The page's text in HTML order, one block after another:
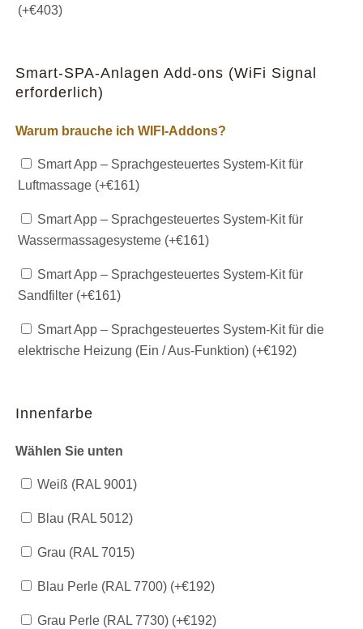
(+€403)
Smart-SPA-Anlagen Add-ons (WiFi Signal
erforderlich)
Warum brauche ich WIFI-Addons?
Smart App – Sprachgesteuertes System-Kit für
Luftmassage (+€161)
Smart App – Sprachgesteuertes System-Kit für
Wassermassagesysteme (+€161)
Smart App – Sprachgesteuertes System-Kit für
Sandfilter (+€161)
Smart App – Sprachgesteuertes System-Kit für die
elektrische Heizung (Ein / Aus-Funktion) (+€192)
Innenfarbe
Wählen Sie unten
Weiß (RAL 9001)
Blau (RAL 5012)
Grau (RAL 7015)
Blau Perle (RAL 7700) (+€192)
Grau Perle (RAL 7730) (+€192)